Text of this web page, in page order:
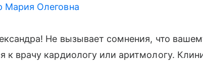
Мария Олеговна
Не вызывает сомнения, что
к врачу кардиологу или аритмологу.